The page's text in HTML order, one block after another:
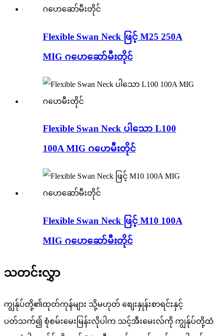
Flexible Swan Neck ဖြင့် M25 250A
MIG ဂဟေဆော်မီးတိုင်
Flexible Swan Neck ပါသော L100
100A MIG ဂဟေမီးတိုင်
Flexible Swan Neck ဖြင့် M10 100A
MIG ဂဟေဆော်မီးတိုင်
သတင်းလွှာ
ကျွန်ုပ်တို့၏ထုတ်ကုန်များ သို့မဟုတ် စျေးနှုန်းစာရင်းနှင့်
ပတ်သက်၍ စုံစမ်းမေးမြန်းလိုပါက သင့်အီးမေးလ်ကို ကျွန်ုပ်တို့ထံ